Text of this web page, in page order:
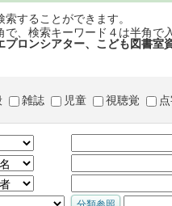
することができます。
、検索キーワード４は半角で
ロンシアター、こども図書室
雑誌 児童 視聴覚